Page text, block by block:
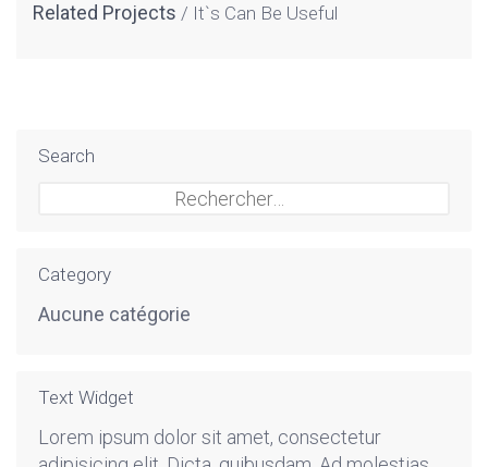
Related Projects It`s Can Be Useful
Search
Category
Aucune catégorie
Text Widget
Lorem ipsum dolor sit amet, consectetur